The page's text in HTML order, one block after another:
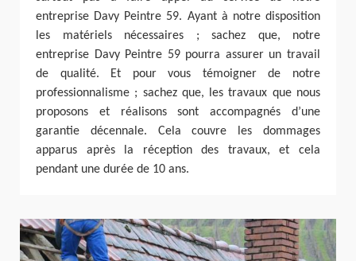
entreprise Davy Peintre 59. Ayant à notre disposition
les matériels nécessaires ; sachez que, notre
entreprise Davy Peintre 59 pourra assurer un travail
de qualité. Et pour vous témoigner de notre
professionnalisme ; sachez que, les travaux que nous
proposons et réalisons sont accompagnés d’une
garantie décennale. Cela couvre les dommages
apparus après la réception des travaux, et cela
pendant une durée de 10 ans.